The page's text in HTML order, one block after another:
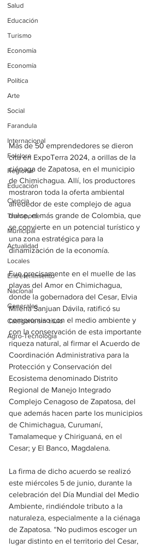
Salud
Educación
Turismo
Economía
Economía
Política
Arte
Social
Farandula
Internacional
Folclore
Regional
Educación
Ciencia
Transporte
Municipal
Actualidad
Locales
Entretenimiento
Nacional
Generales
Categoría sin título
Agro-Tecnología
Más de 50 emprendedores se dieron
cita en ExpoTerra 2024, a orillas de la
ciénaga de Zapatosa, en el municipio
de Chimichagua. Allí, los productores
mostraron toda la oferta ambiental
alrededor de este complejo de agua
dulce, el más grande de Colombia, que
se convierte en un potencial turístico y
una zona estratégica para la
dinamización de la economía.
Fue precisamente en el muelle de las
playas del Amor en Chimichagua,
donde la gobernadora del Cesar, Elvia
Milena Sanjuan Dávila, ratificó su
compromiso con el medio ambiente y
con la conservación de esta importante
riqueza natural, al firmar el Acuerdo de
Coordinación Administrativa para la
Protección y Conservación del
Ecosistema denominado Distrito
Regional de Manejo Integrado
Complejo Cenagoso de Zapatosa, del
que además hacen parte los municipios
de Chimichagua, Curumaní,
Tamalameque y Chiriguaná, en el
Cesar; y El Banco, Magdalena.
La firma de dicho acuerdo se realizó
este miércoles 5 de junio, durante la
celebración del Día Mundial del Medio
Ambiente, rindiéndole tributo a la
naturaleza, especialmente a la ciénaga
de Zapatosa. “No pudimos escoger un
lugar distinto en el territorio del Cesar,